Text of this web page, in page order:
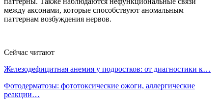
между аксонами, которые способствуют аномальным
паттернам возбуждения нервов.
Сейчас читают
Железодефицитная анемия у подростков: от диагностики к…
Фотодерматозы: фототоксические ожоги, аллергические
реакции…